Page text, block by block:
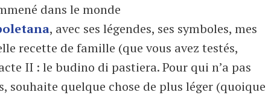
dans le monde
, avec ses légendes, ses symboles, mes
recette de famille (que vous avez testés,
II : le budino di pastiera. Pour qui n’a pas
souhaite quelque chose de plus léger (quoique